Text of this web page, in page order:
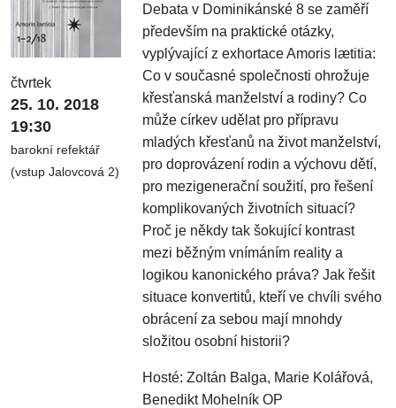
čtvrtek
25. 10. 2018
19:30
barokní refektář
(vstup Jalovcová 2)
Debata v Dominikánské 8 se zaměří
především na praktické otázky,
vyplývající z exhortace Amoris lætitia:
Co v současné společnosti ohrožuje
křesťanská manželství a rodiny? Co
může církev udělat pro přípravu
mladých křesťanů na život manželství,
pro doprovázení rodin a výchovu dětí,
pro mezigenerační soužití, pro řešení
komplikovaných životních situací?
Proč je někdy tak šokující kontrast
mezi běžným vnímáním reality a
logikou kanonického práva? Jak řešit
situace konvertitů, kteří ve chvíli svého
obrácení za sebou mají mnohdy
složitou osobní historii?
Hosté: Zoltán Balga, Marie Kolářová,
Benedikt Mohelník OP